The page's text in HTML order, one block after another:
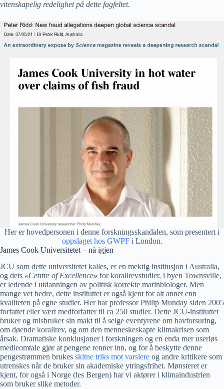
vitenskapelig redelighet på dette fagfeltet.
Her er hovedpersonen i denne forskningsskandalen, som presentert i
oppslaget hos GWPFi London.
James Cook Universitetet – nå igjen
JCU som dette universitetet kalles, er en mektig institusjon i Australia,
og dets «Centre of Excellence» for korallrevstudier, i byen Townsville,
er ledende i utdanningen av politisk korrekte marinbiologer. Men
mange vet bedre, dette instituttet er også kjent for alt annet enn
kvaliteten på egne studier. Her har professor Philip Munday siden 2005
forfattet eller vært medforfatter til ca 250 studier. Dette JCU-instituttet
bruker og misbruker sin makt til å selge eventyrene om havforsuring,
om døende korallrev, og om den menneskeskapte klimakrisen som
årsak. Dramatiske konklusjoner i forskningen og en enda mer useriøs
medieomtale gjør at pengene renner inn, og for å beskytte denne
pengestrømmen brukes skitne triks mot varslere og andre kritikere som
utrenskes når de bruker sin akademiske ytringsfrihet. Mønsteret er
kjent, for også i Norge (les Bergen) har vi aktører i klimaindustrien
som bruker slike metoder.